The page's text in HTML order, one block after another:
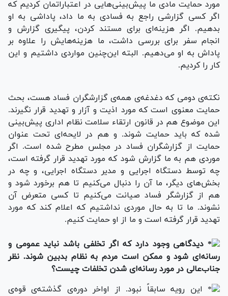
مورد حمایت مادی ما پیش‌بینی‌هایی در اعتباراتمان کردیم که
اگر کسی گزارشی راجع به فسادی به ما داد، پاداشی به او
بدهیم. اگر هزینه‌ای برای مستند کردن، پیگیری گزارش و
انجام سفر برای بررسی داشت، ما هزینه‌‌هایش را علاوه بر
پاداش به او می‌دهیم. البته این‌چنین مواردی داشتیم و این
کار را کردیم.
نکته‌ی دومی که دغدغه‌ی همه‌ی گزارشگران فساد هست، بحث
حمایت معنوی است که مورد اذیت و آزار و تهدید قرار نگیرند.
این موضوع هم در قانون ارتقاء سلامت نظام اداری پیش‌بینی
شده که باید حمایت شوند. و هم در لایحه‌ای تحت عنوان
حمایت از گزارشگران فساد در مجلس مطرح شده است. اگر
موردی هم به ما گزارش شود که مورد تهدید قرار گرفته است،
چه توسط دستگاه اجرایی و مدیر دستگاه اجرایی، و چه در
بخش‌های دیگر، ما آن را دنبال می‌کنیم تا هم برخورد شود و
هم از گزارشگر فساد صیانت می‌کنیم تا کسی متعرض آن
نشوند. ما تا به حال موردی نداشتیم که اعلام کند که مورد
تهدید قرار گرفته‌‌ است و ما از او حمایت کنیم.
دیدگاهی وجود دارد که اگر تخلفی باشد نباید عمومی و
رسانه‌ای شود و ممکن است مردم به نظام بدبین شوند. نظر
جناب‌عالی در مورد رسانه‌ای شدن تخلفات چیست؟
این رویه سابقاً نبود. از اواخر دوره‌ی گذشته‌‌ی قوه‌‌ی